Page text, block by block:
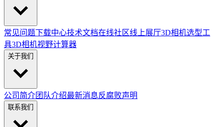
常见问题下载中心技术文档在线社区线上展厅3D相机选型工
具3D相机视野计算器
关于我们
公司简介团队介绍最新消息反腐败声明
联系我们